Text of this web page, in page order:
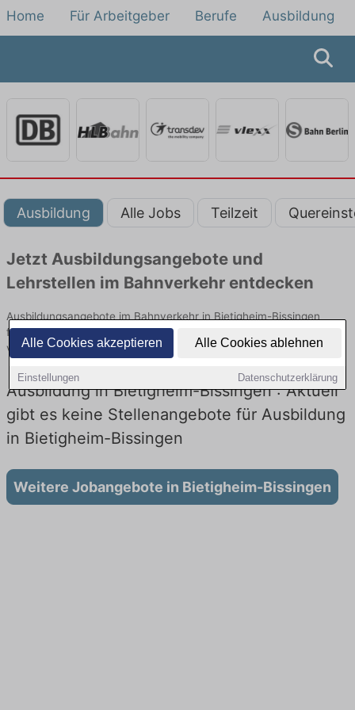
Alle Cookies akzeptieren Alle Cookies ablehnen
Einstellungen Datenschutzerklärung
Home Für Arbeitgeber Berufe Ausbildung
Ausbildung Alle Jobs Teilzeit
Jetzt Ausbildungsangebote und
Lehrstellen im Bahnverkehr entdecken
Ausbildungsangebote im Bahnverkehr in Bietigheim-Bissingen
finden Sie von namhaften Firmen. Entdecken Sie freie Optionen
von Top-Arbeitgebern und bewerben Sie sich noch heute.
Ausbildung in Bietigheim-Bissingen : Aktuell
gibt es keine Stellenangebote für Ausbildung
in Bietigheim-Bissingen
Weitere Jobangebote in Bietigheim-Bissingen